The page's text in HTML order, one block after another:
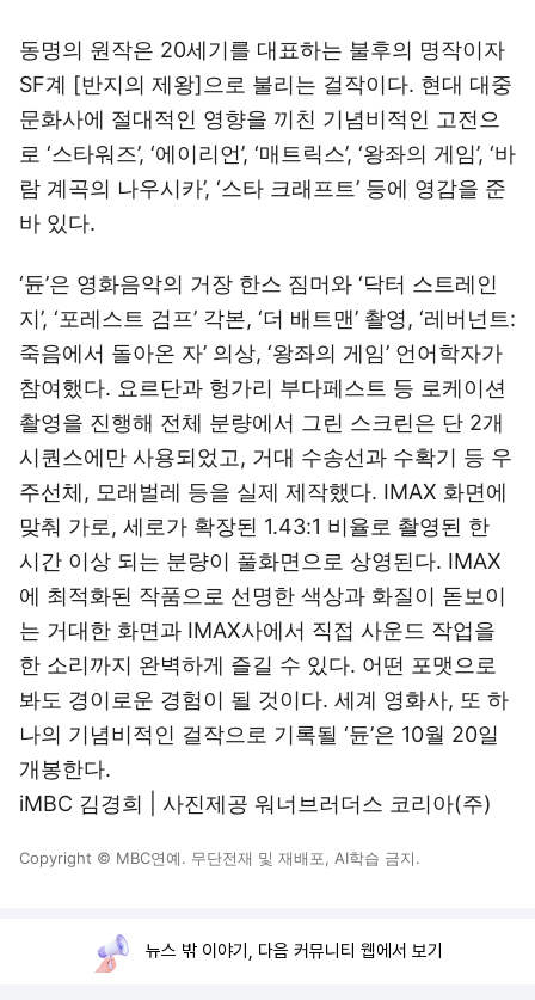
동명의 원작은 20세기를 대표하는 불후의 명작이자
SF계 [반지의 제왕]으로 불리는 걸작이다. 현대 대중
문화사에 절대적인 영향을 끼친 기념비적인 고전으
로 ‘스타워즈’, ‘에이리언’, ‘매트릭스’, ‘왕좌의 게임’, ‘바
람 계곡의 나우시카’, ‘스타 크래프트’ 등에 영감을 준
바 있다.
‘듄’은 영화음악의 거장 한스 짐머와 ‘닥터 스트레인
지’, ‘포레스트 검프’ 각본, ‘더 배트맨’ 촬영, ‘레버넌트:
죽음에서 돌아온 자’ 의상, ‘왕좌의 게임’ 언어학자가
참여했다. 요르단과 헝가리 부다페스트 등 로케이션
촬영을 진행해 전체 분량에서 그린 스크린은 단 2개
시퀀스에만 사용되었고, 거대 수송선과 수확기 등 우
주선체, 모래벌레 등을 실제 제작했다. IMAX 화면에
맞춰 가로, 세로가 확장된 1.43:1 비율로 촬영된 한
시간 이상 되는 분량이 풀화면으로 상영된다. IMAX
에 최적화된 작품으로 선명한 색상과 화질이 돋보이
는 거대한 화면과 IMAX사에서 직접 사운드 작업을
한 소리까지 완벽하게 즐길 수 있다. 어떤 포맷으로
봐도 경이로운 경험이 될 것이다. 세계 영화사, 또 하
나의 기념비적인 걸작으로 기록될 ‘듄’은 10월 20일
개봉한다.
iMBC 김경희 | 사진제공 워너브러더스 코리아(주)
Copyright © MBC연예. 무단전재 및 재배포, AI학습 금지.
뉴스 밖 이야기, 다음 커뮤니티 웹에서 보기